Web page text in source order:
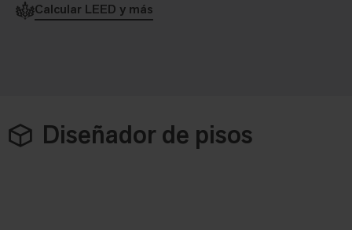
Calcular LEED y más
Diseñador de pisos